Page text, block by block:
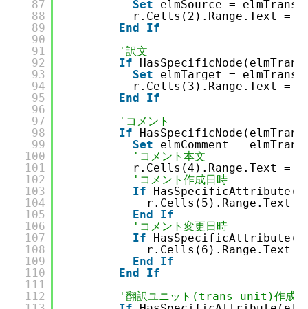
87
88
89
90
91
92
93
94
95
96
97
98
99
100
101
102
103
104
105
106
107
108
109
110
111
112
Set
elmSource =
r.Cells(2).Range.Text =
End
If
'訳文
If
Set
elmTarget =
r.Cells(3).Range.Text =
End
If
'コメント
If
Set
elmComment =
'コメント本文
r.Cells(4).Range.Text =
'コメント作成日時
If
r.Cells(5).Range.Text =
End
If
'コメント変更日時
If
r.Cells(6).Range.Text =
End
If
End
If
'翻訳ユニット(trans-unit)作成日